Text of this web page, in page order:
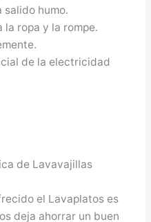
salido humo.
la ropa y la rompe.
de la electricidad
de Lavavajillas
el Lavaplatos es
deja ahorrar un buen